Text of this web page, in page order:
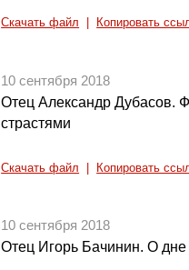
Скачать файл Копировать
10 сентября 2018
Отец Александр Дубасов.
страстями
Скачать файл Копировать
10 сентября 2018
Отец Игорь Бачинин. О дне